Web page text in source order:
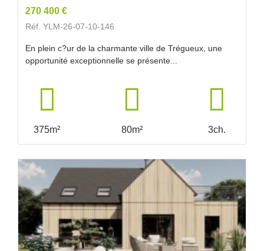
270 400 €
Réf. YLM-26-07-10-146
En plein c?ur de la charmante ville de Trégueux, une
opportunité exceptionnelle se présente...
375m² 80m² 3ch.